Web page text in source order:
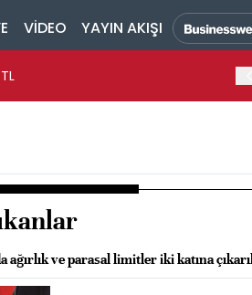
VİDEO YAYIN AKIŞI
ağırlık ve parasal limitler iki katına